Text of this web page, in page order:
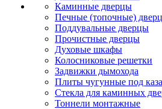
Каминные дверцы
Печные (топочные)
Поддувальные дверцы
Прочистные дверцы
Духовые шкафы
Колосниковые решетки
Задвижки дымохода
Плиты чугунные под
Стекла для каминных
Тоннели монтажные